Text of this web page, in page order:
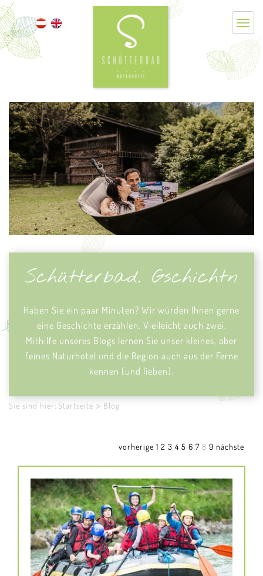
Schütterbad. Gschichtn
Haben Sie ein paar Minuten? Wir würden Ihnen gerne
eine Geschichte erzählen. Vielleicht auch zwei.
Mithilfe unseres Blogs lernen Sie unser kleines, aber
feines Naturhotel und die Region auch aus der Ferne
kennen (und lieben).
Sie sind hier: Startseite Blog
vorherige 1 2 3 4 5 6 7 8 9 nächste